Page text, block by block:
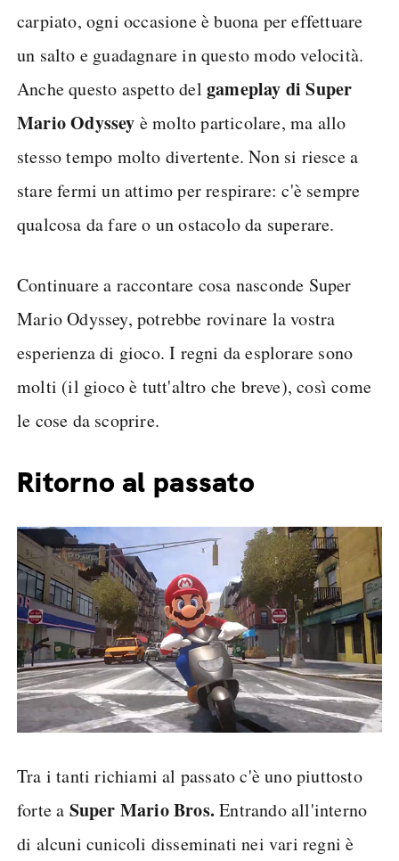
carpiato, ogni occasione è buona per effettuare
un salto e guadagnare in questo modo velocità.
Anche questo aspetto del gameplay di Super
Mario Odyssey è molto particolare, ma allo
stesso tempo molto divertente. Non si riesce a
stare fermi un attimo per respirare: c'è sempre
qualcosa da fare o un ostacolo da superare.
Continuare a raccontare cosa nasconde Super
Mario Odyssey, potrebbe rovinare la vostra
esperienza di gioco. I regni da esplorare sono
molti (il gioco è tutt'altro che breve), così come
le cose da scoprire.
Ritorno al passato
Tra i tanti richiami al passato c'è uno piuttosto
forte a Super Mario Bros. Entrando all'interno
di alcuni cunicoli disseminati nei vari regni è